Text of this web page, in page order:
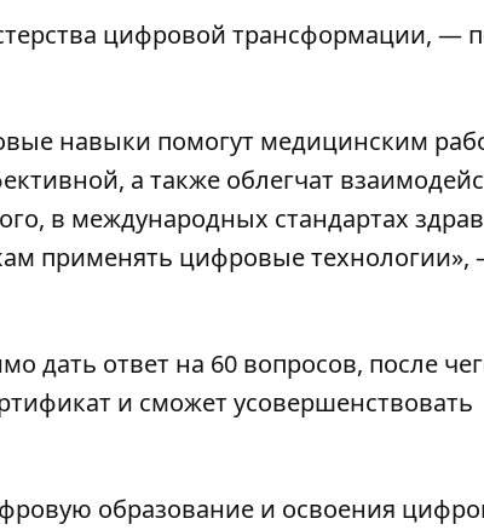
цифровой трансформации, —
навыки помогут медицинским
а также облегчат
в международных стандартах
применять цифровые технологии»,
дать ответ на 60 вопросов, после
и сможет усовершенствовать
образование и освоения